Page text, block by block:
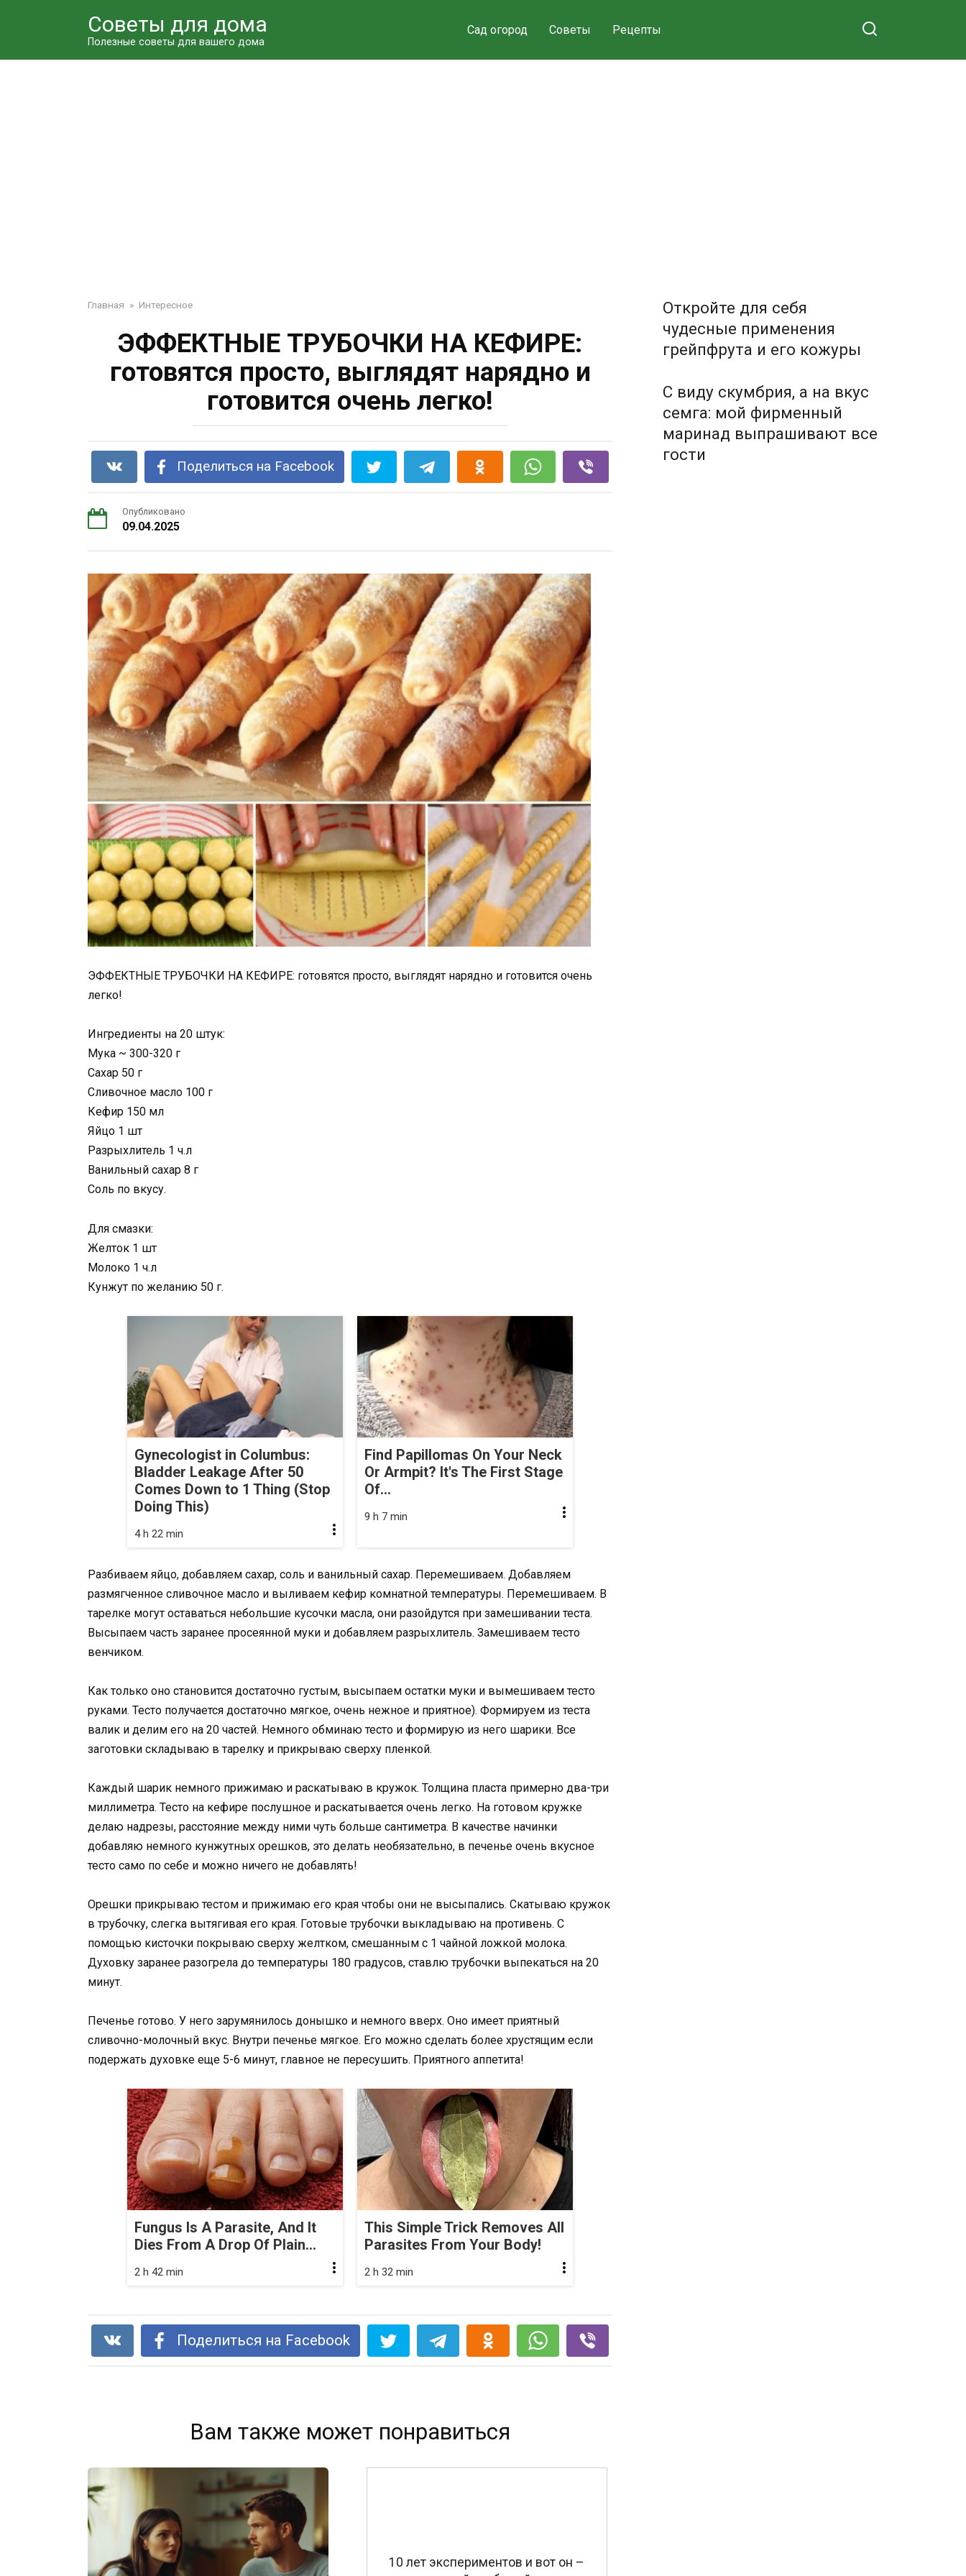
Советы для дома
Полезные советы для вашего дома
Сад огород Советы Рецепты
Главная » Интересное
ЭФФЕКТНЫЕ ТРУБОЧКИ НА КЕФИРЕ:
готовятся просто, выглядят нарядно и
готовится очень легко!
Поделиться на Facebook
Опубликовано
09.04.2025
ЭФФЕКТНЫЕ ТРУБОЧКИ НА КЕФИРЕ: готовятся просто, выглядят нарядно и готовится очень
легко!
Ингредиенты на 20 штук:
Мука ~ 300-320 г
Сахар 50 г
Сливочное масло 100 г
Кефир 150 мл
Яйцо 1 шт
Разрыхлитель 1 ч.л
Ванильный сахар 8 г
Соль по вкусу.
Для смазки:
Желток 1 шт
Молоко 1 ч.л
Кунжут по желанию 50 г.
Gynecologist in Columbus:
Bladder Leakage After 50
Comes Down to 1 Thing (Stop
Doing This)
4 h 22 min
Find Papillomas On Your Neck
Or Armpit? It's The First Stage
Of...
9 h 7 min
Разбиваем яйцо, добавляем сахар, соль и ванильный сахар. Перемешиваем. Добавляем
размягченное сливочное масло и выливаем кефир комнатной температуры. Перемешиваем. В
тарелке могут оставаться небольшие кусочки масла, они разойдутся при замешивании теста.
Высыпаем часть заранее просеянной муки и добавляем разрыхлитель. Замешиваем тесто
венчиком.
Как только оно становится достаточно густым, высыпаем остатки муки и вымешиваем тесто
руками. Тесто получается достаточно мягкое, очень нежное и приятное). Формируем из теста
валик и делим его на 20 частей. Немного обминаю тесто и формирую из него шарики. Все
заготовки складываю в тарелку и прикрываю сверху пленкой.
Каждый шарик немного прижимаю и раскатываю в кружок. Толщина пласта примерно два-три
миллиметра. Тесто на кефире послушное и раскатывается очень легко. На готовом кружке
делаю надрезы, расстояние между ними чуть больше сантиметра. В качестве начинки
добавляю немного кунжутных орешков, это делать необязательно, в печенье очень вкусное
тесто само по себе и можно ничего не добавлять!
Орешки прикрываю тестом и прижимаю его края чтобы они не высыпались. Скатываю кружок
в трубочку, слегка вытягивая его края. Готовые трубочки выкладываю на противень. С
помощью кисточки покрываю сверху желтком, смешанным с 1 чайной ложкой молока.
Духовку заранее разогрела до температуры 180 градусов, ставлю трубочки выпекаться на 20
минут.
Печенье готово. У него зарумянилось донышко и немного вверх. Оно имеет приятный
сливочно-молочный вкус. Внутри печенье мягкое. Его можно сделать более хрустящим если
подержать духовке еще 5-6 минут, главное не пересушить. Приятного аппетита!
Fungus Is A Parasite, And It
Dies From A Drop Of Plain...
2 h 42 min
This Simple Trick Removes All
Parasites From Your Body!
2 h 32 min
Поделиться на Facebook
Вам также может понравиться
10 лет экспериментов и вот он –
Откройте для себя
чудесные применения
грейпфрута и его кожуры
С виду скумбрия, а на вкус
семга: мой фирменный
маринад выпрашивают все
гости